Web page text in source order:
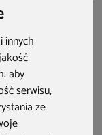
innych
aby
serwisu,
ze